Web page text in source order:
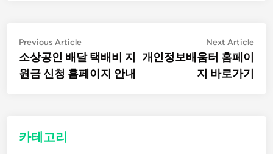
글
탐
Previous ArticlePrevious
article:
소상공인 배달 택배비 지
원금 신청 홈페이지 안내
Next Article
개인정보배움터 홈페이
지 바로가기
카테고리